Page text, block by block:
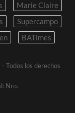
Marie Claire
Supercampo
BATimes
Todos los derechos
Nro.